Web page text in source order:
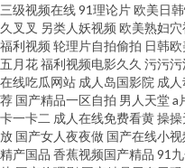
频 午夜av网 91色色小视频 国产
偷拍精品 av撸撸com 国产青青草
频快捷 黄色上床视频 亚
三级视频在线91理论片欧美日
久叉叉 另类人妖视频 欧美熟妇穴
福利视频 轮理片自拍偷拍 日韩
五月花福利视频电影久久 污污
在线吃瓜网站 成人岛国影院 成
荐 国产精品一区自拍 男人天堂a
卡一卡二 成人在线免费看黄操操
放 国产女人夜夜做 国产在线小视
精产国品 香蕉视频国产精品 91